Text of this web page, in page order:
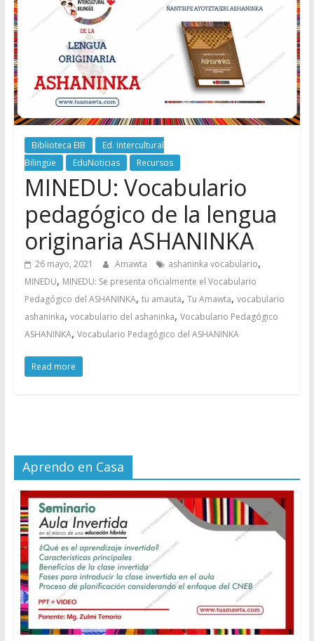
Biblioteca EIB
Ed. Intercultural
Bilingüe
EduNoticias Recursos
MINEDU: Vocabulario
pedagógico de la lengua
originaria ASHANINKA
26 mayo, 2021 Amawta ashaninka vocabulario,
MINEDU, MINEDU: Se presenta oficialmente el Vocabulario
Pedagógico del ASHANINKA, tu amauta, Tu Amawta, vocabulario
ashaninka, vocabulario del ashaninka, Vocabulario Pedagógico
ASHANINKA, Vocabulario Pedagógico del ASHANINKA
Read more
Aprendo en Casa